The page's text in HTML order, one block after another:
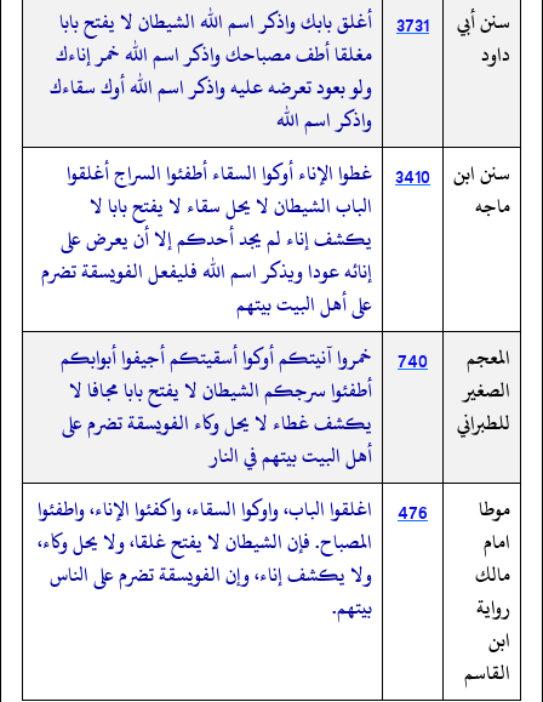
سنن أبي
داود
3731
أغلق بابك واذكر اسم الله الشيطان لا يفتح بابا
مغلقا أطف مصباحك واذكر اسم الله خمر إناءك
ولو بعود تعرضه عليه واذكر اسم الله أوك سقاءك
واذكر اسم الله
سنن ابن
ماجه
3410 غطوا الإناء أوكوا السقاء أطفئوا السراج أغلقوا
الباب الشيطان لا يحل سقاء لا يفتح بابا لا
يكشف إناء لم يجد أحدكم إلا أن يعرض على
إنائه عودا ويذكر اسم الله فليفعل الفويسقة تضرم
على أهل البيت بيتهم
المعجم
الصغير
للطبراني
740
خمروا آنيتكم أوكوا أسقيتكم أجيفوا أبوابكم
أطفئوا سرجكم الشيطان لا يفتح بابا مجافا لا
يكشف غطاء لا يحل وكاء الفويسقة تضرم على
أهل البيت بيتهم في النار
موطا
امام
مالك
رواية
ابن
القاسم
476
اغلقوا الباب، واوكوا السقاء، واكفئوا الإناء، واطفئوا
المصباح. فإن الشيطان لا يفتح غلقا، ولا يحل وكاء،
ولا يكشف إناء، وإن الفويسقة تضرم على الناس
بيتهم.